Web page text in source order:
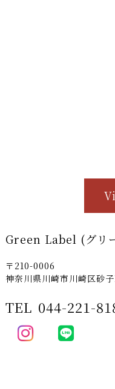
Green Label (グリ
〒210-0006
神奈川県川崎市川崎区砂
TEL 044-221-